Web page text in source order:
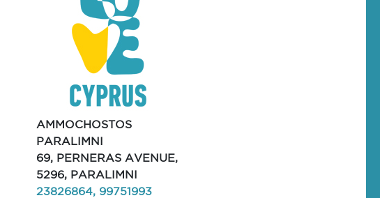
AMMOCHOSTOS
PARALIMNI
69, PERNERAS AVENUE,
5296, PARALIMNI
23826864, 99751993